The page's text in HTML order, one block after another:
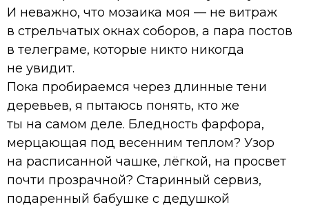
И неважно, что мозаика моя — не витраж
в стрельчатых окнах соборов, а пара постов
в телеграме, которые никто никогда
не увидит.
Пока пробираемся через длинные тени
деревьев, я пытаюсь понять, кто же
ты на самом деле. Бледность фарфора,
мерцающая под весенним теплом? Узор
на расписанной чашке, лёгкой, на просвет
почти прозрачной? Старинный сервиз,
подаренный бабушке с дедушкой